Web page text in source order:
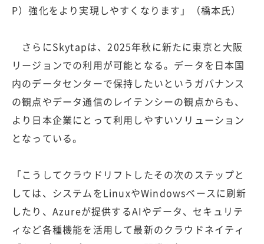
P）強化をより実現しやすくなります」（橋本氏）
さらにSkytapは、2025年秋に新たに東京と大阪
リージョンでの利用が可能となる。データを日本国
内のデータセンターで保持したいというガバナンス
の観点やデータ通信のレイテンシーの観点からも、
より日本企業にとって利用しやすいソリューション
となっている。
「こうしてクラウドリフトしたその次のステップと
しては、システムをLinuxやWindowsベースに刷新
したり、Azureが提供するAIやデータ、セキュリテ
ィなど各種機能を活用して最新のクラウドネイティ